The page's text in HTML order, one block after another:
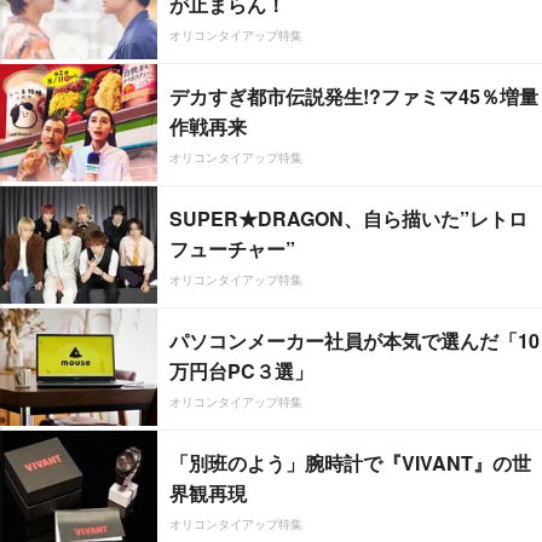
オリコンタイアップ特集
デカすぎ都市伝説発生!?ファミマ45％増量
作戦再来
オリコンタイアップ特集
SUPER★DRAGON、自ら描いた”レトロ
フューチャー”
オリコンタイアップ特集
パソコンメーカー社員が本気で選んだ「10
万円台PC３選」
オリコンタイアップ特集
「別班のよう」腕時計で『VIVANT』の世
界観再現
オリコンタイアップ特集